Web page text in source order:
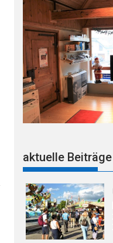
aktuelle Beiträge